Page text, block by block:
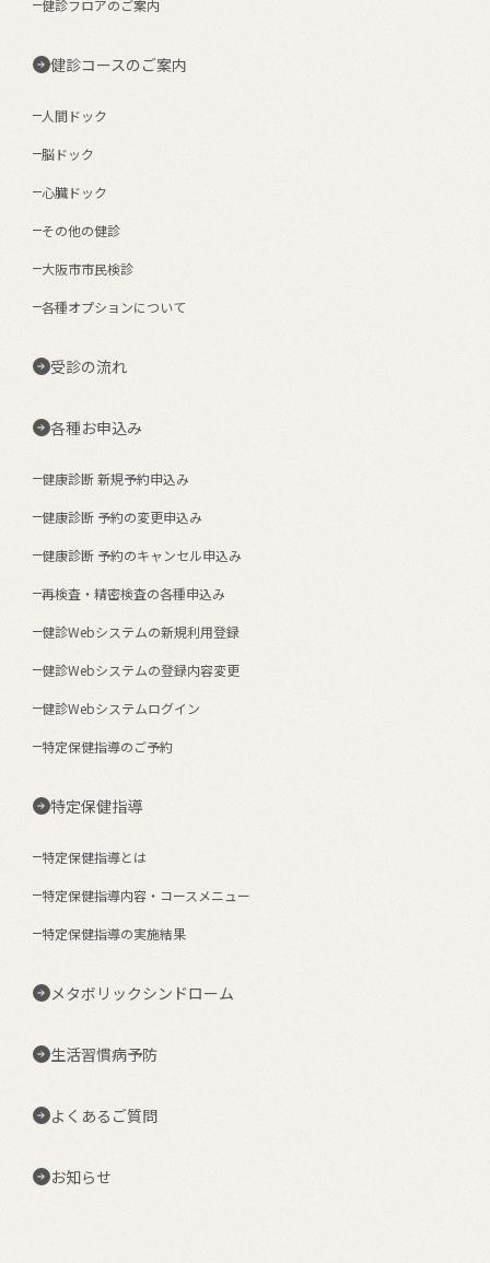
健診フロアのご案内
健診コースのご案内
人間ドック
脳ドック
心臓ドック
その他の健診
大阪市市民検診
各種オプションについて
受診の流れ
各種お申込み
健康診断 新規予約申込み
健康診断 予約の変更申込み
健康診断 予約のキャンセル申込み
再検査・精密検査の各種申込み
健診Webシステムの新規利用登録
健診Webシステムの登録内容変更
健診Webシステムログイン
特定保健指導のご予約
特定保健指導
特定保健指導とは
特定保健指導内容・コースメニュー
特定保健指導の実施結果
メタボリックシンドローム
生活習慣病予防
よくあるご質問
お知らせ